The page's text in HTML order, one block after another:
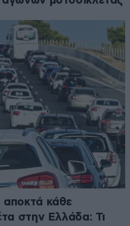
αποκτά κάθε
στην Ελλάδα: Τι